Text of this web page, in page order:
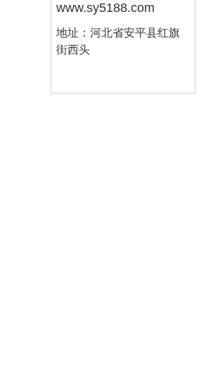
www.sy5188.com
地址：河北省安平县红旗
街西头